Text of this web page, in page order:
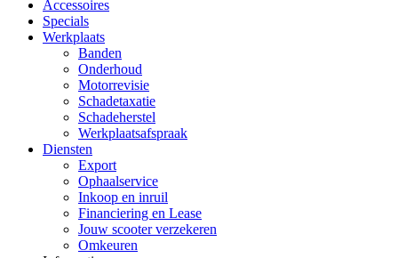
Accessoires
Specials
Werkplaats
Banden
Onderhoud
Motorrevisie
Schadetaxatie
Schadeherstel
Werkplaatsafspraak
Diensten
Export
Ophaalservice
Inkoop en inruil
Financiering en Lease
Jouw scooter verzekeren
Omkeuren